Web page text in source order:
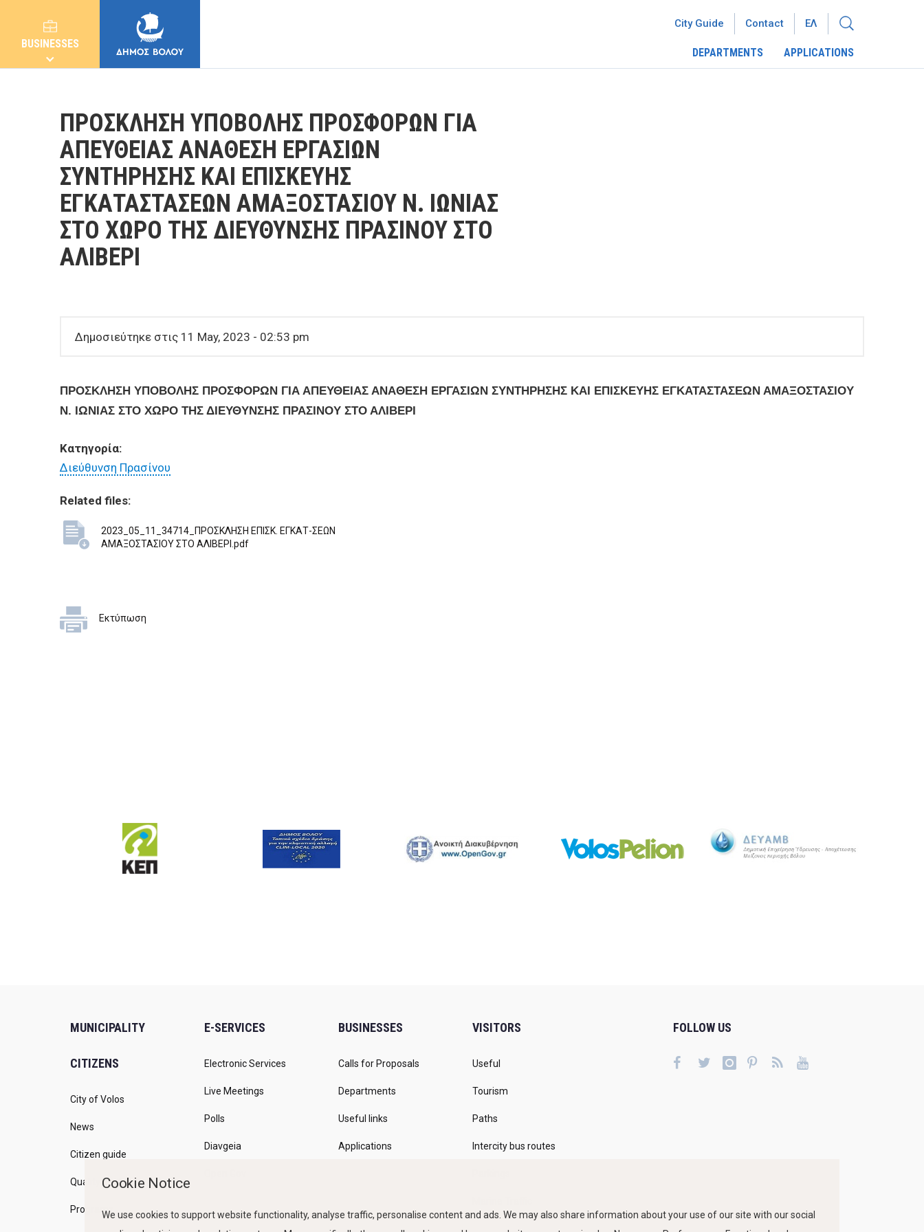
BUSINESSES
MUNICIPALITY
E-SERVICES
DEPARTMENTS APPLICATIONS
City Guide Contact ΕΛ
ΠΡΟΣΚΛΗΣΗ ΥΠΟΒΟΛΗΣ ΠΡΟΣΦΟΡΩΝ ΓΙΑ
ΑΠΕΥΘΕΙΑΣ ΑΝΑΘΕΣΗ ΕΡΓΑΣΙΩΝ
ΣΥΝΤΗΡΗΣΗΣ ΚΑΙ ΕΠΙΣΚΕΥΗΣ
ΕΓΚΑΤΑΣΤΑΣΕΩΝ ΑΜΑΞΟΣΤΑΣΙΟΥ Ν. ΙΩΝΙΑΣ
ΣΤΟ ΧΩΡΟ ΤΗΣ ΔΙΕΥΘΥΝΣΗΣ ΠΡΑΣΙΝΟΥ ΣΤΟ
ΑΛΙΒΕΡΙ
Δημοσιεύτηκε στις 11 May, 2023 - 02:53 pm
ΠΡΟΣΚΛΗΣΗ ΥΠΟΒΟΛΗΣ ΠΡΟΣΦΟΡΩΝ ΓΙΑ ΑΠΕΥΘΕΙΑΣ ΑΝΑΘΕΣΗ ΕΡΓΑΣΙΩΝ ΣΥΝΤΗΡΗΣΗΣ ΚΑΙ ΕΠΙΣΚΕΥΗΣ ΕΓΚΑΤΑΣΤΑΣΕΩΝ ΑΜΑΞΟΣΤΑΣΙΟΥ
Ν. ΙΩΝΙΑΣ ΣΤΟ ΧΩΡΟ ΤΗΣ ΔΙΕΥΘΥΝΣΗΣ ΠΡΑΣΙΝΟΥ ΣΤΟ ΑΛΙΒΕΡΙ
Κατηγορία:
Διεύθυνση Πρασίνου
Related files:
2023_05_11_34714_ΠΡΟΣΚΛΗΣΗ ΕΠΙΣΚ. ΕΓΚΑΤ-ΣΕΩΝ
ΑΜΑΞΟΣΤΑΣΙΟΥ ΣΤΟ ΑΛΙΒΕΡΙ.pdf
Εκτύπωση
MUNICIPALITY
CITIZENS
City of Volos
News
Citizen guide
Quality of life
Programs
E-SERVICES
Electronic Services
Live Meetings
Polls
Diavgeia
BUSINESSES
Calls for Proposals
Departments
Useful links
Applications
VISITORS
Useful
Tourism
Paths
Intercity bus routes
FOLLOW US
Cookie Notice
We use cookies to support website functionality, analyse traffic, personalise content and ads. We may also share information about your use of our site with our social